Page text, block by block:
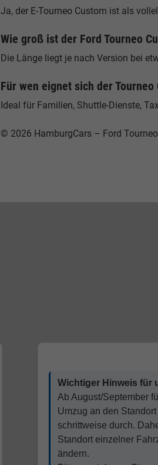
Ja, der E-Tourneo Custom ist als
Wie groß ist der Ford Tourneo
Die Länge liegt je nach Version bei
Für wen eignet sich der Tourneo
Ideal für Familien, Shuttle-Dienste,
© 2026 HamburgCars – Ford
Wichtiger Hinweis für
Ab August/September
Umzug an den
schrittweise durch.
Standort einzelner
ändern.